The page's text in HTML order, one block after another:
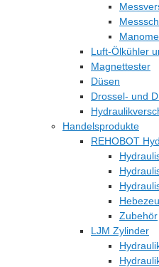
Luft-Ölkühler
Magnettester
Düsen
Drossel- und
Handelsprodukte
REHOBOT
Zubehör
LJM Zylinder